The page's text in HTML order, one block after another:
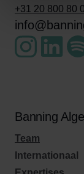
+31 20 800 80
Banning
Team
Internationaal